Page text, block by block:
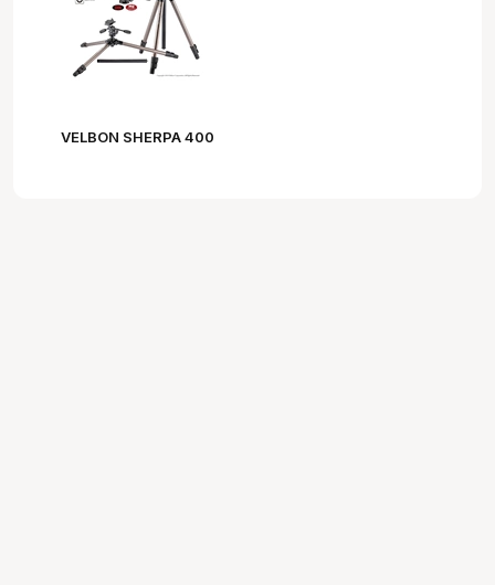
VELBON SHERPA 400